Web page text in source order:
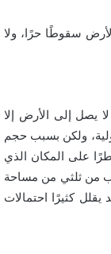
سقوطًا حرًا، ولا
يصل إلى الأرض إلا
ولكن بسبب حجم
على المكان الذي
من ثلثي من مساحة
كثيرًا احتمالات